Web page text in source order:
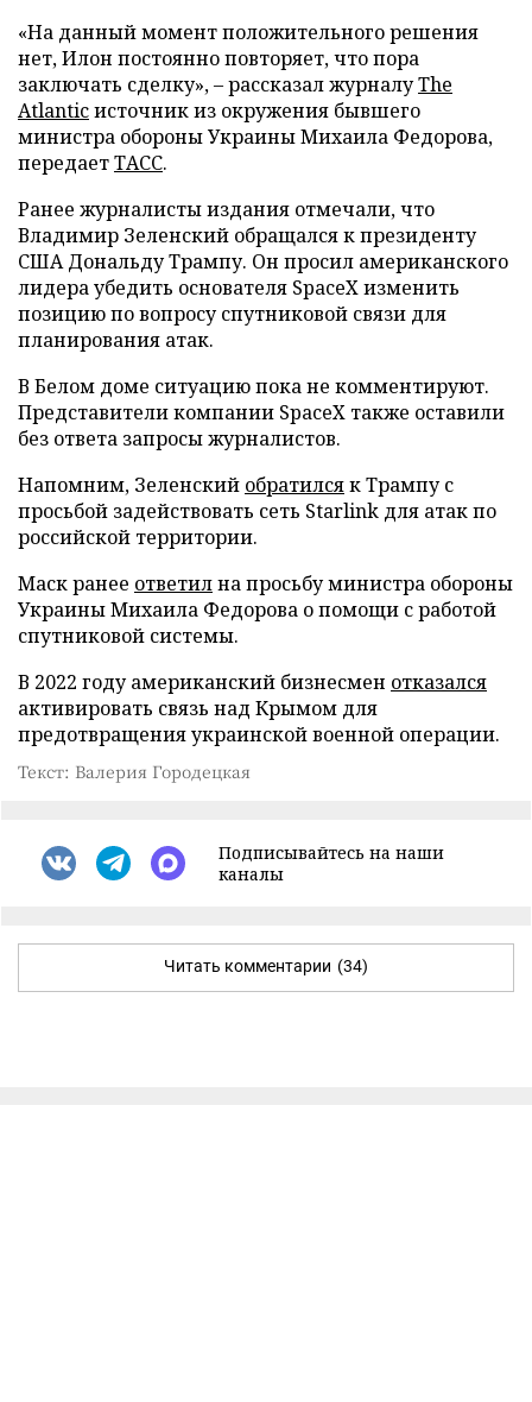
«На данный момент положительного решения
нет, Илон постоянно повторяет, что пора
заключать сделку», – рассказал журналуThe
Atlanticисточник из окружения бывшего
министра обороны Украины Михаила Федорова,
передаетТАСС.
Ранее журналисты издания отмечали, что
Владимир Зеленский обращался к президенту
США Дональду Трампу. Он просил американского
лидера убедить основателя SpaceX изменить
позицию по вопросу спутниковой связи для
планирования атак.
В Белом доме ситуацию пока не комментируют.
Представители компании SpaceX также оставили
без ответа запросы журналистов.
Напомним, Зеленский обратилсяк Трампу с
просьбой задействовать сеть Starlink для атак по
российской территории.
Маск ранее ответилна просьбу министра обороны
Украины Михаила Федорова о помощи с работой
спутниковой системы.
В 2022 году американский бизнесмен отказался
активировать связь над Крымом для
предотвращения украинской военной операции.
Текст: Валерия Городецкая
Подписывайтесь на наши
каналы
Читать комментарии (34)